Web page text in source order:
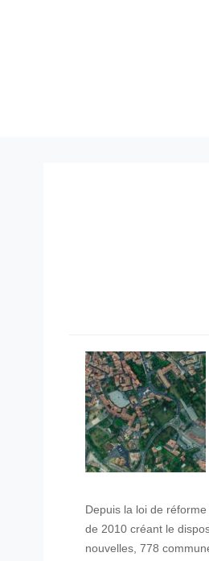
Depuis la loi de
de 2010 créant le
nouvelles, 778